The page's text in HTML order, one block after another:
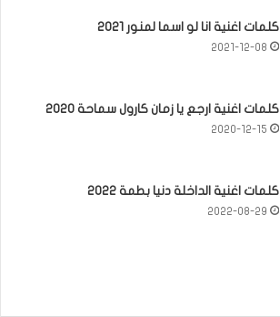
كلمات اغنية انا لو اسما لمنور 2021
2021-12-08
كلمات اغنية ارجع يا زمان كارول سماحة 2020
2020-12-15
كلمات اغنية الداخلة دنيا بطمة 2022
2022-08-29